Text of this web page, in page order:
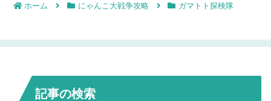
ホーム にゃんこ大戦争攻略 ガマトト探検隊
記事の検索